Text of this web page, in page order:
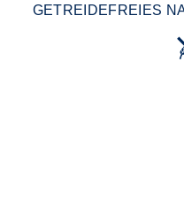
GETREIDEFREIES